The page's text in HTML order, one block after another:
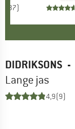
37)
DIDRIKSONS -
Lange jas
4,9(9)